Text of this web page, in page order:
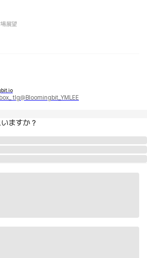
展望
tlg@Bloomingbit_YMLEE
ますか？